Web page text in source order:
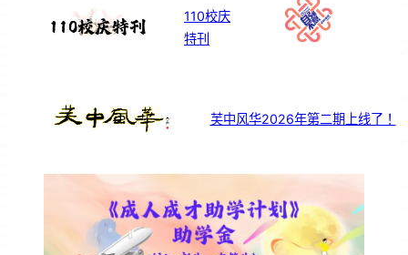
110校庆
特刊
芙中风华2026年第二期上线了！